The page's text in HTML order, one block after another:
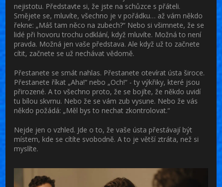
nejistotu. Představte si, že jste na schůzce s přáteli.
Smějete se, mluvíte, všechno je v pořádku… až vám někdo
řekne: „Máš tam něco na zubech?“ Nebo si všimnete, že se
lidé při hovoru trochu odklání, když mluvíte. Možná to není
pravda. Možná jen vaše představa. Ale když už to začnete
cítit, začnete se už nechávat vědomě.
Přestanete se smát nahlas. Přestanete otevírat ústa široce.
Přestanete říkat „Aha!“ nebo „Och!“ - ty výkřiky, které jsou
přirozené. A to všechno proto, že se bojíte, že někdo uvidí
tu bílou skvrnu. Nebo že se vám zub vysune. Nebo že vás
někdo požádá: „Měl bys to nechat zkontrolovat.“
Nejde jen o vzhled. Jde o to, že vaše ústa přestávají být
místem, kde se cítíte svobodně. A to je větší ztráta, než si
myslíte.